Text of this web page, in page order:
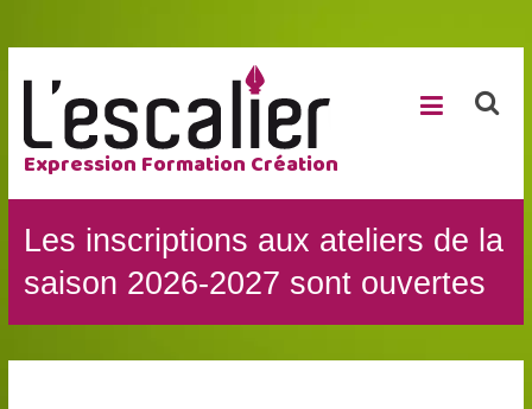
Expression Formation Création
Les inscriptions aux ateliers de la
saison 2026-2027 sont ouvertes